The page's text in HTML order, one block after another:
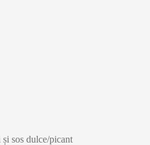
sos dulce/picant